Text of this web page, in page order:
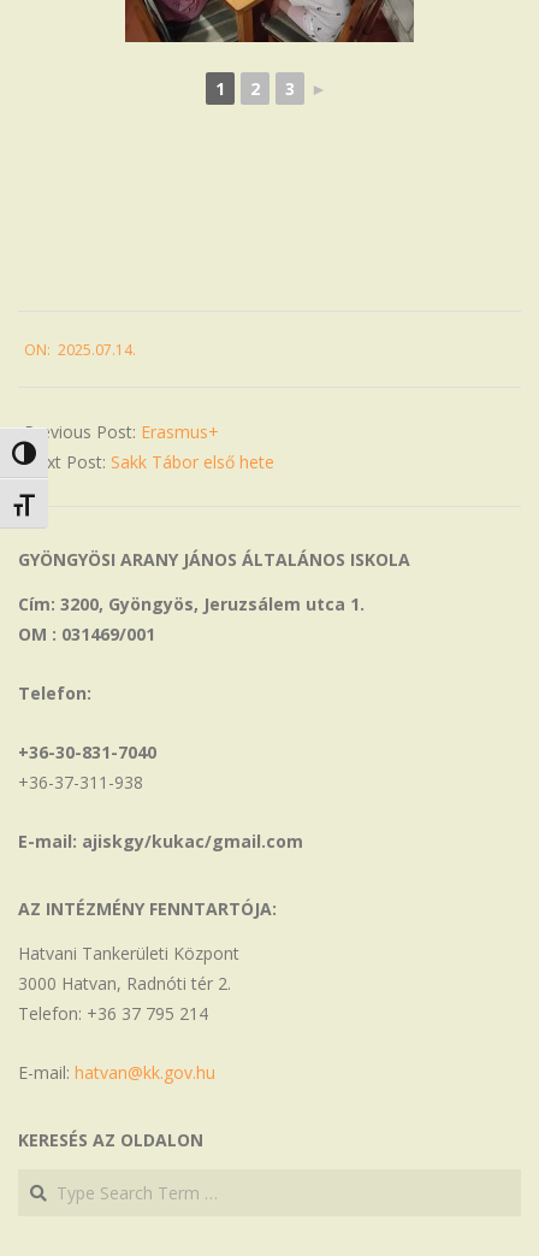
Nagy kontraszt váltása
Betűméret váltása
1 2 3 ►
07-
ON: 2025.07.14.
Previous Post: Erasmus+
Next Post: Sakk Tábor első hete
GYÖNGYÖSI ARANY JÁNOS ÁLTALÁNOS ISKOLA
Cím: 3200, Gyöngyös, Jeruzsálem utca 1.
OM : 031469/001
Telefon:
+36-30-831-7040
+36-37-311-938
E-mail: ajiskgy/kukac/gmail.com
AZ INTÉZMÉNY FENNTARTÓJA:
Hatvani Tankerületi Központ
3000 Hatvan, Radnóti tér 2.
Telefon: +36 37 795 214
E-mail: hatvan@kk.gov.hu
KERESÉS AZ OLDALON
Search
Search